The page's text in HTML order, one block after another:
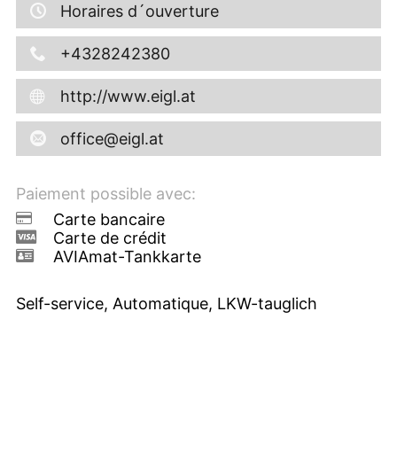
Horaires d´ouverture
+4328242380
http://www.eigl.at
office@eigl.at
Paiement possible avec:
Carte bancaire
Carte de crédit
AVIAmat-Tankkarte
Self-service, Automatique, LKW-tauglich